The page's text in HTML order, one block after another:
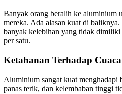
Banyak orang beralih ke aluminium
mereka. Ada alasan kuat di
banyak kelebihan yang tidak
per satu.
Ketahanan Terhadap
Aluminium sangat kuat menghadapi
panas terik, dan kelembaban tinggi